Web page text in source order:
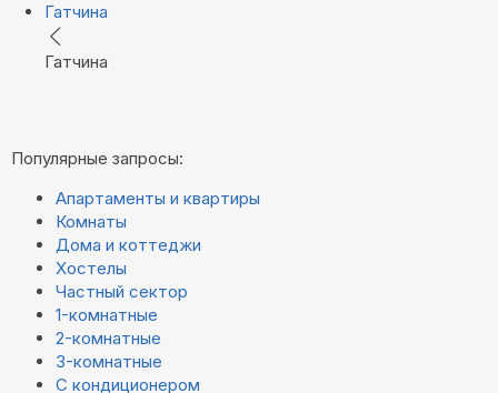
Гатчина
Гатчина
Популярные запросы:
Апартаменты и квартиры
Комнаты
Дома и коттеджи
Хостелы
Частный сектор
1-комнатные
2-комнатные
3-комнатные
С кондиционером